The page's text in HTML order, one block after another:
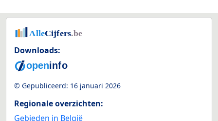
Downloads:
© Gepubliceerd: 16 januari 2026
Regionale overzichten:
Gebieden in België